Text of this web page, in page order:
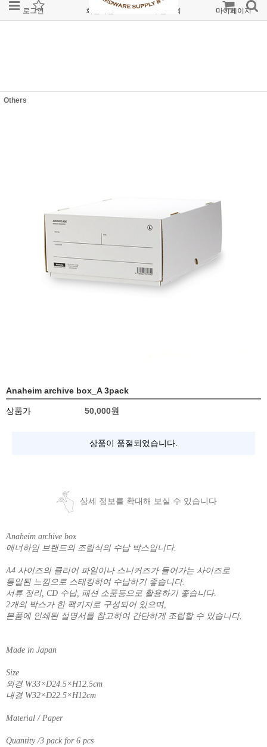
로그인 회원가입 주문조회 마이페이지
Others
Anaheim archive box_A 3pack
상품가 50,000원
상품이 품절되었습니다.
상세 정보를 확대해 보실 수 있습니다
Anaheim archive box
애너하임 브랜드의 조립식의 수납 박스입니다.
A4 사이즈의 클리어 파일이나 스니커즈가 들어가는 사이즈로
통일된 느낌으로 스태킹하여 수납하기 좋습니다.
서류 정리, CD 수납, 패션 소품등으로 활용하기 좋습니다.
2개의 박스가 한 팩키지로 구성되어 있으며,
본품에 인쇄된 설명서를 참고하여 간단하게 조립할 수 있습니다.
Made in Japan
Size
외경 W33×D24.5×H12.5cm
내경 W32×D22.5×H12cm
Material / Paper
Quantity /3 pack for 6 pcs